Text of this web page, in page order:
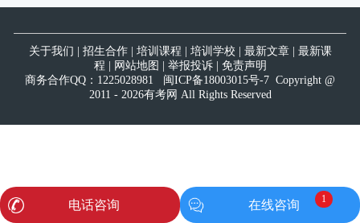
关于我们 | 招生合作| 培训课程 | 培训学校 | 最新文章| 最新课
程 | 网站地图 | 举报投诉| 免责声明
商务合作QQ： 1225028981 闽ICP备18003015号-7 Copyright @
2011 - 2026有考网 All Rights Reserved
电话咨询 在线咨询 1